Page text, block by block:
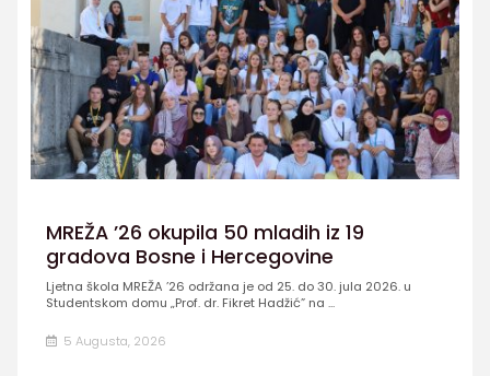
MREŽA ’26 okupila 50 mladih iz 19
gradova Bosne i Hercegovine
Ljetna škola MREŽA ’26 održana je od 25. do 30. jula 2026. u
Studentskom domu „Prof. dr. Fikret Hadžić” na ...
5 Augusta, 2026